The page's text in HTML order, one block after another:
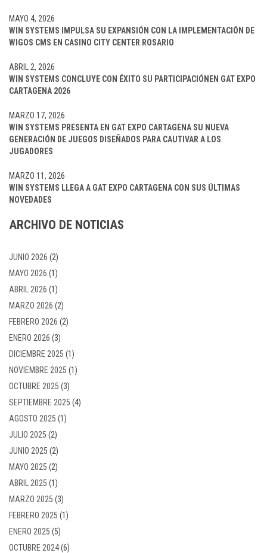
WIN SYSTEMS IMPULSA SU EXPANSIÓN CON LA IMPLEMENTACIÓN DE
WIGOS CMS EN CASINO CITY CENTER ROSARIO
MAYO 4, 2026
WIN SYSTEMS CONCLUYE CON ÉXITO SU PARTICIPACIÓNEN GAT EXPO
CARTAGENA 2026
ABRIL 2, 2026
WIN SYSTEMS PRESENTA EN GAT EXPO CARTAGENA SU NUEVA
GENERACIÓN DE JUEGOS DISEÑADOS PARA CAUTIVAR A LOS
JUGADORES
MARZO 17, 2026
WIN SYSTEMS LLEGA A GAT EXPO CARTAGENA CON SUS ÚLTIMAS
NOVEDADES
MARZO 11, 2026
ARCHIVO DE NOTICIAS
JUNIO 2026 (2)
MAYO 2026 (1)
ABRIL 2026 (1)
MARZO 2026 (2)
FEBRERO 2026 (2)
ENERO 2026 (3)
DICIEMBRE 2025 (1)
NOVIEMBRE 2025 (1)
OCTUBRE 2025 (3)
SEPTIEMBRE 2025 (4)
AGOSTO 2025 (1)
JULIO 2025 (2)
JUNIO 2025 (2)
MAYO 2025 (2)
ABRIL 2025 (1)
MARZO 2025 (3)
FEBRERO 2025 (1)
ENERO 2025 (5)
OCTUBRE 2024(6)